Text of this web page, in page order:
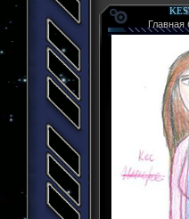
Главная